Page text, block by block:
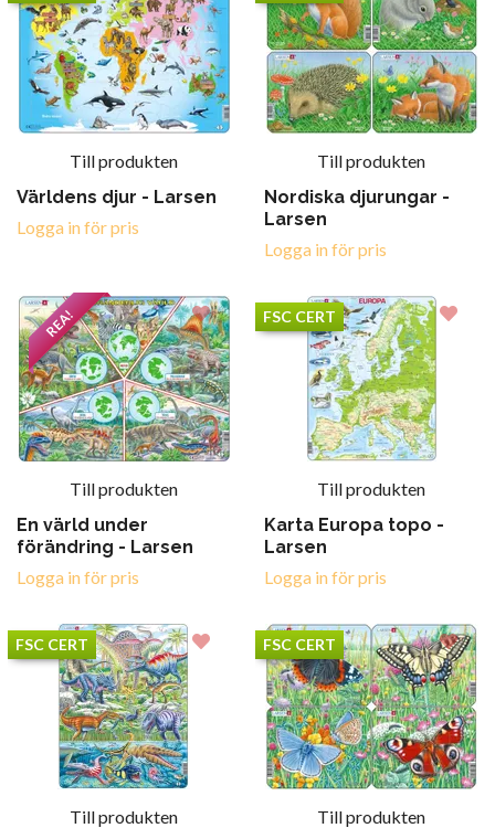
Till produkten
Världens djur - Larsen
Logga in för pris
Till produkten
Nordiska djurungar -
Larsen
Logga in för pris
REA!
Till produkten
En värld under
förändring - Larsen
Logga in för pris
FSC CERT
Till produkten
Karta Europa topo -
Larsen
Logga in för pris
FSC CERT
Till produkten
FSC CERT
Till produkten